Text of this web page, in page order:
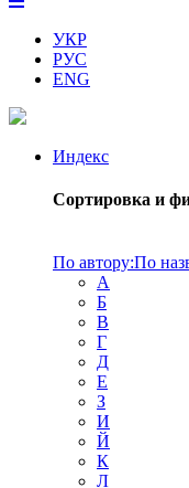
УКР
РУС
ENG
Индекс
Сортировка и
По автору:По
А
Б
В
Г
Д
Е
З
И
Й
К
Л